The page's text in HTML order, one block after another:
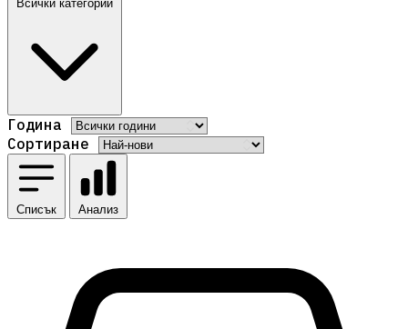
Всички категории
Година
Сортиране
Списък Анализ